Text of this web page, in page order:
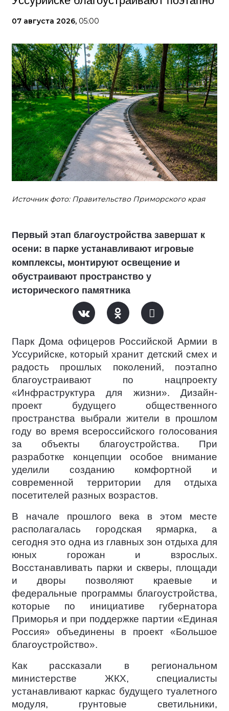
07 августа 2026, 05:00
Источник фото: Правительство Приморского края
Первый этап благоустройства завершат к
осени: в парке устанавливают игровые
комплексы, монтируют освещение и
обустраивают пространство у
исторического памятника
Парк Дома офицеров Российской Армии в
Уссурийске, который хранит детский смех и
радость прошлых поколений, поэтапно
благоустраивают по нацпроекту
«Инфраструктура для жизни». Дизайн-
проект будущего общественного
пространства выбрали жители в прошлом
году во время всероссийского голосования
за объекты благоустройства. При
разработке концепции особое внимание
уделили созданию комфортной и
современной территории для отдыха
посетителей разных возрастов.
В начале прошлого века в этом месте
располагалась городская ярмарка, а
сегодня это одна из главных зон отдыха для
юных горожан и взрослых.
Восстанавливать парки и скверы, площади
и дворы позволяют краевые и
федеральные программы благоустройства,
которые по инициативе губернатора
Приморья и при поддержке партии «Единая
Россия» объединены в проект «Большое
благоустройство».
Как рассказали в региональном
министерстве ЖКХ, специалисты
устанавливают каркас будущего туалетного
модуля, грунтовые светильники,